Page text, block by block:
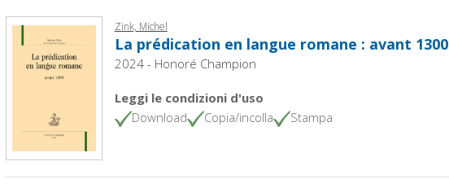
Zink, Michel
La prédication en langue romane : avant 1300
2024 - Honoré Champion
Leggi le condizioni d'uso
Download
Copia/incolla Stampa